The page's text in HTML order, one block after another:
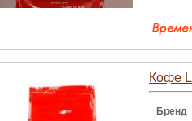
Кофе
Бренд